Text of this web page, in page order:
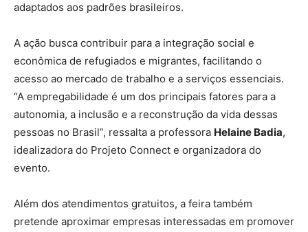
adaptados aos padrões brasileiros.
A ação busca contribuir para a integração social e
econômica de refugiados e migrantes, facilitando o
acesso ao mercado de trabalho e a serviços essenciais.
“A empregabilidade é um dos principais fatores para a
autonomia, a inclusão e a reconstrução da vida dessas
pessoas no Brasil”, ressalta a professora Helaine Badia,
idealizadora do Projeto Connect e organizadora do
evento.
Além dos atendimentos gratuitos, a feira também
pretende aproximar empresas interessadas em promover